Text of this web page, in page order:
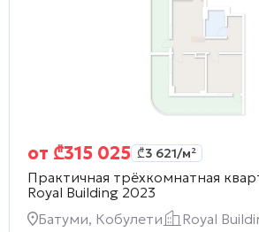
от ₾315 025 ₾3 621/м²
Практичная трёхкомнатная
Royal Building 2023
Батуми, Кобулети
Royal